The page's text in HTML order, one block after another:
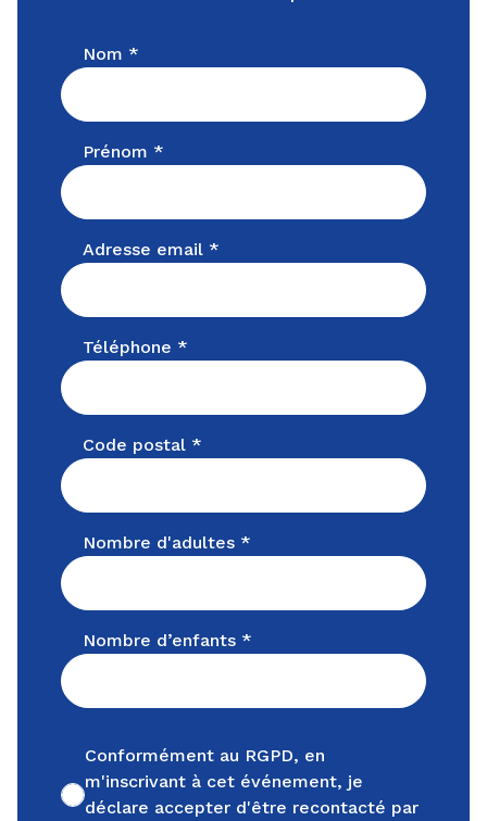
Nom *
Prénom *
Adresse email *
Téléphone *
Code postal *
Nombre d'adultes *
Nombre d’enfants *
Non cochée
Conformément au RGPD, en
m'inscrivant à cet événement, je
déclare accepter d'être recontacté par